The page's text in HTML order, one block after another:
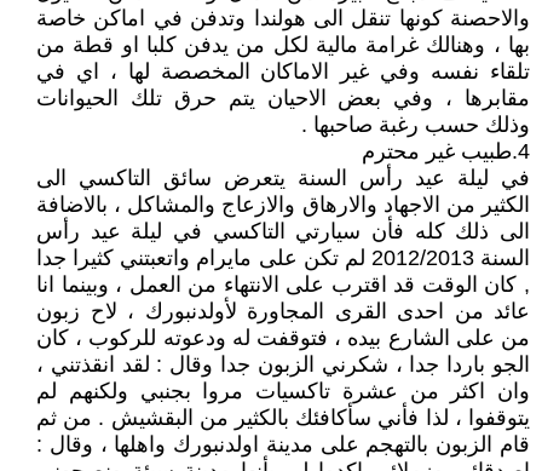
والاحصنة كونها تنقل الى هولندا وتدفن في اماكن خاصة
بها ، وهنالك غرامة مالية لكل من يدفن كلبا او قطة من
تلقاء نفسه وفي غير الاماكان المخصصة لها ، اي في
مقابرها ، وفي بعض الاحيان يتم حرق تلك الحيوانات
وذلك حسب رغبة صاحبها .
4.طبيب غير محترم
في ليلة عيد رأس السنة يتعرض سائق التاكسي الى
الكثير من الاجهاد والارهاق والازعاج والمشاكل ، بالاضافة
الى ذلك كله فأن سيارتي التاكسي في ليلة عيد رأس
السنة 2012/2013 لم تكن على مايرام واتعبتني كثيرا جدا
, كان الوقت قد اقترب على الانتهاء من العمل ، وبينما انا
عائد من احدى القرى المجاورة لأولدنبورك ، لاح زبون
من على الشارع بيده ، فتوقفت له ودعوته للركوب ، كان
الجو باردا جدا ، شكرني الزبون جدا وقال : لقد انقذتني ،
وان اكثر من عشرة تاكسيات مروا بجنبي ولكنهم لم
يتوقفوا ، لذا فأني سأكافئك بالكثير من البقشيش . من ثم
قام الزبون بالتهجم على مدينة اولدنبورك واهلها ، وقال :